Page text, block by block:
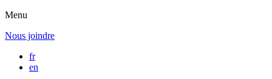
Menu
Nous joindre
fr
en